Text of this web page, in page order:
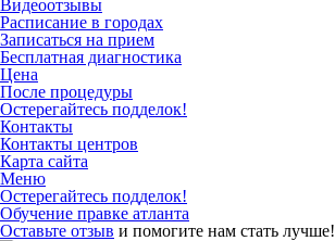
Видеоотзывы
Расписание в городах
Записаться на прием
Бесплатная диагностика
Цена
После процедуры
Остерегайтесь подделок!
Контакты
Контакты центров
Карта сайта
Меню
Остерегайтесь подделок!
Обучение правке атланта
Оставьте отзыв и помогите нам стать лучше!